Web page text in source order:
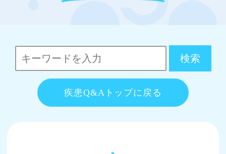
疾患Q&Aトップに戻る